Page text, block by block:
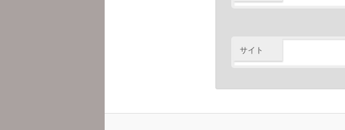
サイト